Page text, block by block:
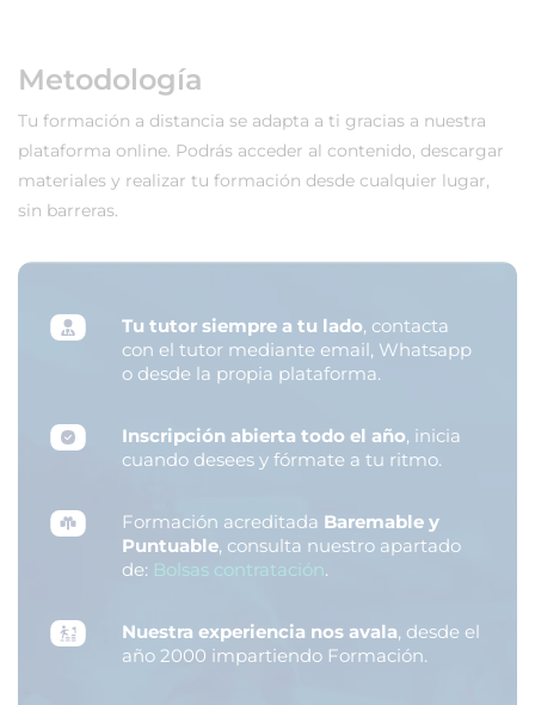
Metodología
Tu formación a distancia se adapta a ti gracias a nuestra
plataforma online. Podrás acceder al contenido, descargar
materiales y realizar tu formación desde cualquier lugar,
sin barreras.
Tu tutor siempre a tu lado, contacta
con el tutor mediante email, Whatsapp
o desde la propia plataforma.
Inscripción abierta todo el año, inicia
cuando desees y fórmate a tu ritmo.
Formación acreditada Baremable y
Puntuable, consulta nuestro apartado
de: Bolsas contratación.
Nuestra experiencia nos avala, desde el
año 2000 impartiendo Formación.